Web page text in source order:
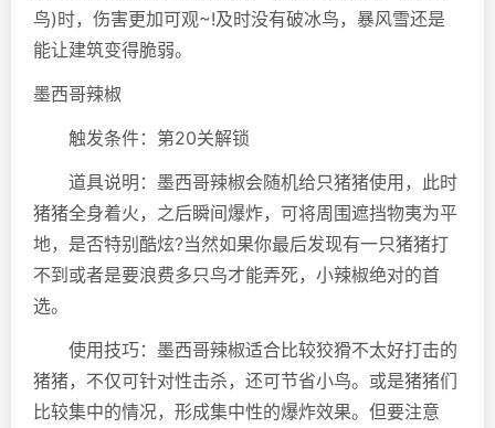
鸟)时，伤害更加可观~!及时没有破冰鸟，暴风雪还是
能让建筑变得脆弱。
墨西哥辣椒
触发条件：第20关解锁
道具说明：墨西哥辣椒会随机给只猪猪使用，此时
猪猪全身着火，之后瞬间爆炸，可将周围遮挡物夷为平
地，是否特别酷炫?当然如果你最后发现有一只猪猪打
不到或者是要浪费多只鸟才能弄死，小辣椒绝对的首
选。
使用技巧：墨西哥辣椒适合比较狡猾不太好打击的
猪猪，不仅可针对性击杀，还可节省小鸟。或是猪猪们
比较集中的情况，形成集中性的爆炸效果。但要注意